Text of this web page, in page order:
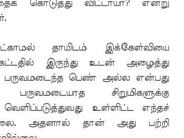
கொடுத்து விட்டாயா? என்று
தாயிடம் இக்கேள்வியை
இருந்து உடன் அழைத்து
பருவமடைந்த பெண் அல்ல என்பது
பருவமடையாத சிறுமிகளுக்கு
உள்ளிட்ட எந்தச்
அதனால் தான் அது பற்றி